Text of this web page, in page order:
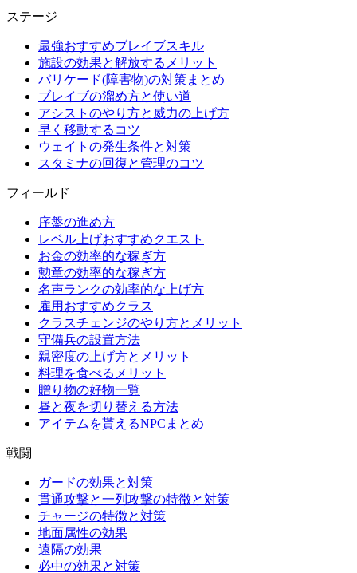
ステージ
最強おすすめブレイブスキル
施設の効果と解放するメリット
バリケード(障害物)の対策まとめ
ブレイブの溜め方と使い道
アシストのやり方と威力の上げ方
早く移動するコツ
ウェイトの発生条件と対策
スタミナの回復と管理のコツ
フィールド
序盤の進め方
レベル上げおすすめクエスト
お金の効率的な稼ぎ方
勲章の効率的な稼ぎ方
名声ランクの効率的な上げ方
雇用おすすめクラス
クラスチェンジのやり方とメリット
守備兵の設置方法
親密度の上げ方とメリット
料理を食べるメリット
贈り物の好物一覧
昼と夜を切り替える方法
アイテムを貰えるNPCまとめ
戦闘
ガードの効果と対策
貫通攻撃と一列攻撃の特徴と対策
チャージの特徴と対策
地面属性の効果
遠隔の効果
必中の効果と対策